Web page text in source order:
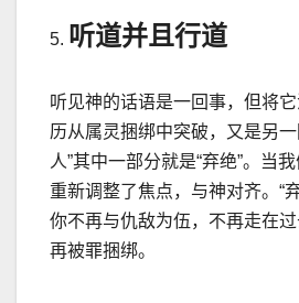
5. 听道并且行道
听见神的话语是一回事，但将
历从属灵捆绑中突破，又是另
人”其中一部分就是“弃绝”。当
重新调整了焦点，与神对齐。 “
你不再与仇敌为伍，不再走在
再被罪捆绑。